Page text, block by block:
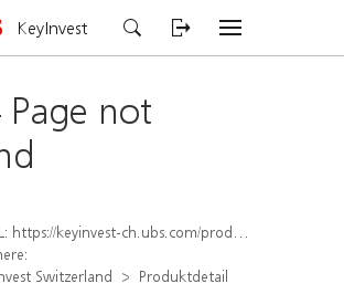
KeyInvest
not
https://keyinvest-ch.ubs.com/produkt/detail/index/isin/CH1578837838
Switzerland
Produktdetail